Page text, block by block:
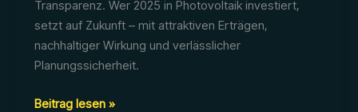
Transparenz. Wer 2025 in Photovoltaik investiert,
setzt auf Zukunft – mit attraktiven Erträgen,
nachhaltiger Wirkung und verlässlicher
Planungssicherheit.
Einspeisevergütung
Beitrag lesen »